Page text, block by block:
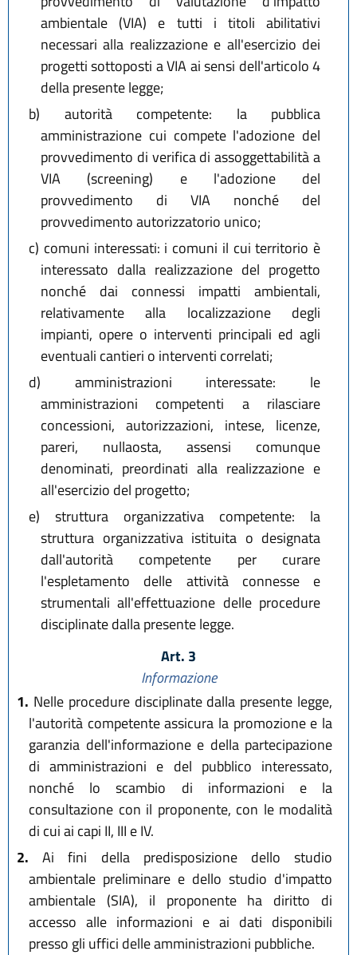
ambientale (VIA) e tutti i titoli abilitativi
necessari alla realizzazione e all'esercizio dei
progetti sottoposti a VIA ai sensi dell'articolo 4
della presente legge;
b) autorità competente: la pubblica
amministrazione cui compete l'adozione del
provvedimento di verifica di assoggettabilità a
VIA (screening) e l'adozione del
provvedimento di VIA nonché del
provvedimento autorizzatorio unico;
c) comuni interessati: i comuni il cui territorio è
interessato dalla realizzazione del progetto
nonché dai connessi impatti ambientali,
relativamente alla localizzazione degli
impianti, opere o interventi principali ed agli
eventuali cantieri o interventi correlati;
d) amministrazioni interessate: le
amministrazioni competenti a rilasciare
concessioni, autorizzazioni, intese, licenze,
pareri, nullaosta, assensi comunque
denominati, preordinati alla realizzazione e
all'esercizio del progetto;
e) struttura organizzativa competente: la
struttura organizzativa istituita o designata
dall'autorità competente per curare
l'espletamento delle attività connesse e
strumentali all'effettuazione delle procedure
disciplinate dalla presente legge.
Art. 3
Informazione
1. Nelle procedure disciplinate dalla presente legge,
l'autorità competente assicura la promozione e la
garanzia dell'informazione e della partecipazione
di amministrazioni e del pubblico interessato,
nonché lo scambio di informazioni e la
consultazione con il proponente, con le modalità
di cui ai capi II, III e IV.
2. Ai fini della predisposizione dello studio
ambientale preliminare e dello studio d'impatto
ambientale (SIA), il proponente ha diritto di
accesso alle informazioni e ai dati disponibili
presso gli uffici delle amministrazioni pubbliche.